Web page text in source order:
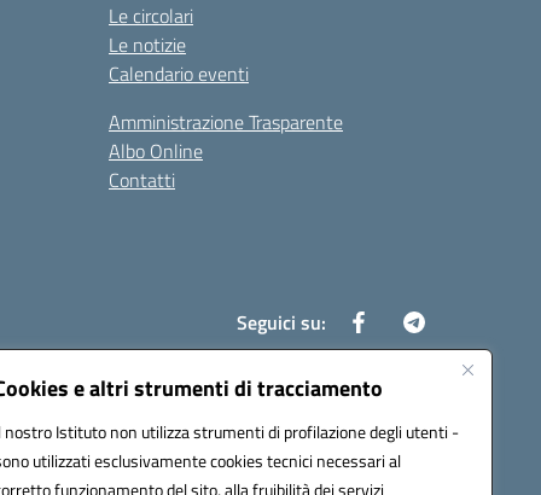
e altri strumenti di tracciamento
nostro Istituto non utilizza strumenti di profilazione degli utenti -
utilizzati esclusivamente cookies tecnici necessari al
funzionamento del sito, alla fruibilità dei servizi
Le circolari
Le notizie
Calendario eventi
Amministrazione Trasparente
Albo Online
Contatti
Seguici su: